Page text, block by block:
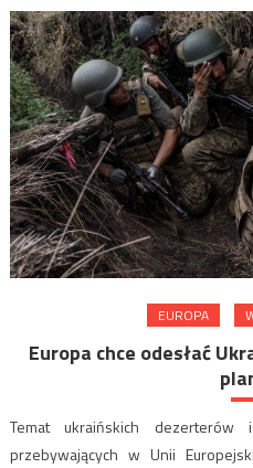
EUROPA
Europa chce odesłać
Temat ukraińskich dezerterów
przebywających w Unii